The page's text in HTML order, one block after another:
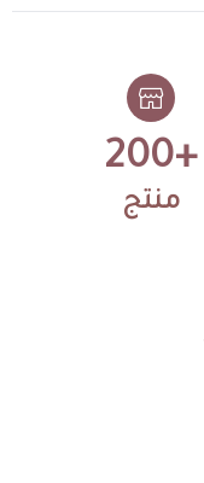
200+
منتج